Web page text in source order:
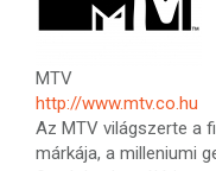
MTV
http://www.mtv.co.hu
Az MTV világszerte a
márkája, a milleniumi